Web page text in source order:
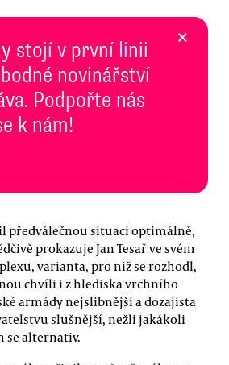
stojí v první linii
novinářství
Podpořte nás
k nám!
×
předválečnou situaci optimálně,
prokazuje Jan Tesař ve svém
varianta, pro niž se rozhodl,
chvíli i z hlediska vrchního
armády nejslibnější a dozajista
slušnější, nežli jakákoli
se alternativ.